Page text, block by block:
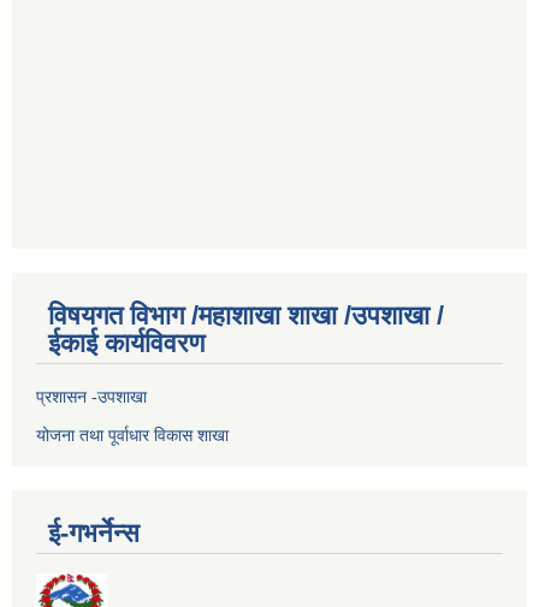
विषयगत विभाग /महाशाखा शाखा /उपशाखा /
ईकाई कार्यविवरण
प्रशासन -उपशाखा
योजना तथा पूर्वाधार विकास शाखा
ई-गभर्नेन्स